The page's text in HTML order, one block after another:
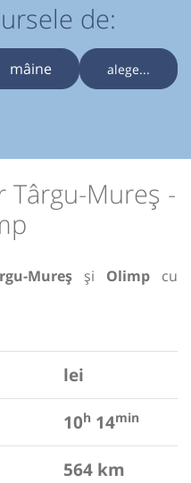
de:
mâine alege...
Târgu-Mureș -
Mureș și Olimp cu
lei
10h 14min
564 km